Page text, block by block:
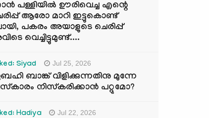
പള്ളിയിൽ ഊരിവെച്ച എന്റെ
ആരോ മാറി ഇട്ടുകൊണ്ട്
പകരം അയാളുടെ ചെരിപ്പ്
വെച്ചിട്ടുമുണ്ട്....
Siyad Jul 25, 2026
ബാങ്ക് വിളിക്കുന്നതിനു മുന്നേ
നിസ്കരിക്കാൻ പറ്റുമോ?
Hadiya Jul 22, 2026